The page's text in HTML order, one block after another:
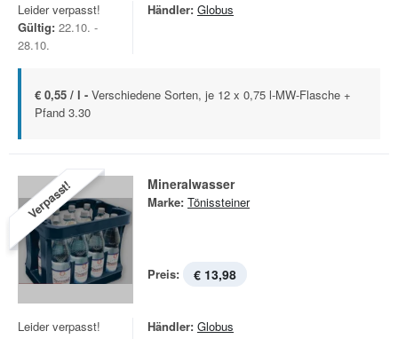
Leider verpasst!
Gültig: 22.10. -
28.10.
Händler: Globus
€ 0,55 / l - Verschiedene Sorten, je 12 x 0,75 l-MW-Flasche +
Pfand 3.30
Verpasst! Mineralwasser
Marke: Tönissteiner
Preis: € 13,98
Leider verpasst!
Händler: Globus